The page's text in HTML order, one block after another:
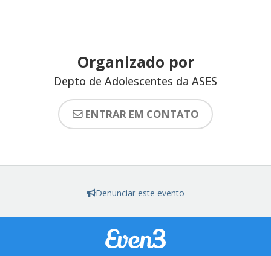
Organizado por
Depto de Adolescentes da ASES
ENTRAR EM CONTATO
Denunciar este evento